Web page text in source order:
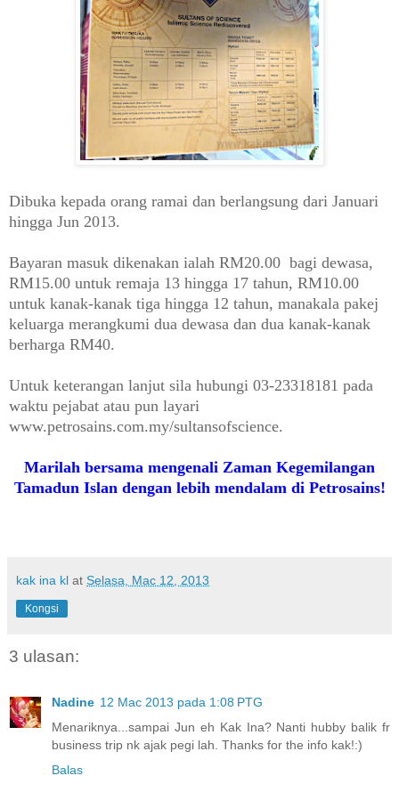
Dibuka kepada orang ramai dan berlangsung dari Januari
hingga Jun 2013.
Bayaran masuk dikenakan ialah RM20.00 bagi dewasa,
RM15.00 untuk remaja 13 hingga 17 tahun, RM10.00
untuk kanak-kanak tiga hingga 12 tahun, manakala pakej
keluarga merangkumi dua dewasa dan dua kanak-kanak
berharga RM40.
Untuk keterangan lanjut sila hubungi 03-23318181 pada
waktu pejabat atau pun layari
www.petrosains.com.my/sultansofscience.
Marilah bersama mengenali Zaman Kegemilangan
Tamadun Islan dengan lebih mendalam di Petrosains!
kak ina kl at Selasa, Mac 12, 2013
Kongsi
3 ulasan:
Nadine 12 Mac 2013 pada 1:08 PTG
Menariknya...sampai Jun eh Kak Ina? Nanti hubby balik fr
business trip nk ajak pegi lah. Thanks for the info kak!:)
Balas